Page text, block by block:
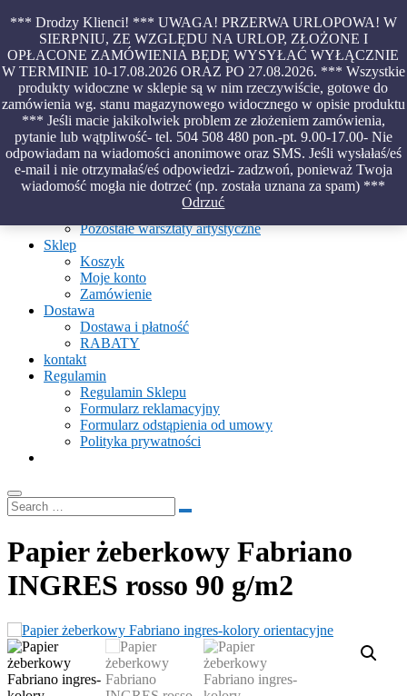
*** Drodzy Klienci! *** UWAGA! PRZERWA URLOPOWA! W
SIERPNIU, ZE WZGLĘDU NA URLOP, ZŁOŻONE I
OPŁACONE ZAMÓWIENIA BĘDĘ WYSYŁAĆ WYŁĄCZNIE
W TERMINIE 10-17.08.2026 ORAZ PO 27.08.2026. *** Wszystkie
produkty widoczne w sklepie są w nim rzeczywiście, gotowe do
zamówienia wg. stanu magazynowego widocznego w opisie produktu
*** Jeśli macie jakikolwiek problem ze złożeniem zamówienia,
pytanie lub wątpliwość- tel. 504 508 480 pon.-pt. 9.00-17.00- Nie
odpowiadam na wiadomości anonimowe oraz SMS. Jeśli wysłałaś/eś
e-mail i nie otrzymałaś/eś odpowiedzi- zadzwoń, ponieważ Twoja
wiadomość mogła nie dotrzeć (np. została uznana za spam) ***
Odrzuć
Skip
content
Piękno malowane na wodzie – papiery marmurkowe – materiały
introligatorskie – oprawy – etui – pudełka
Aktualności
O Pracowni
Ebru
Warsztaty
Warsztaty malowania na wodzie
Pozostałe warsztaty artystyczne
Sklep
Koszyk
Moje konto
Zamówienie
Dostawa
Dostawa i płatność
RABATY
kontakt
Regulamin
Regulamin Sklepu
Formularz reklamacyjny
Formularz odstąpienia od umowy
Polityka prywatności
Papier żeberkowy Fabriano
INGRES rosso 90 g/m2